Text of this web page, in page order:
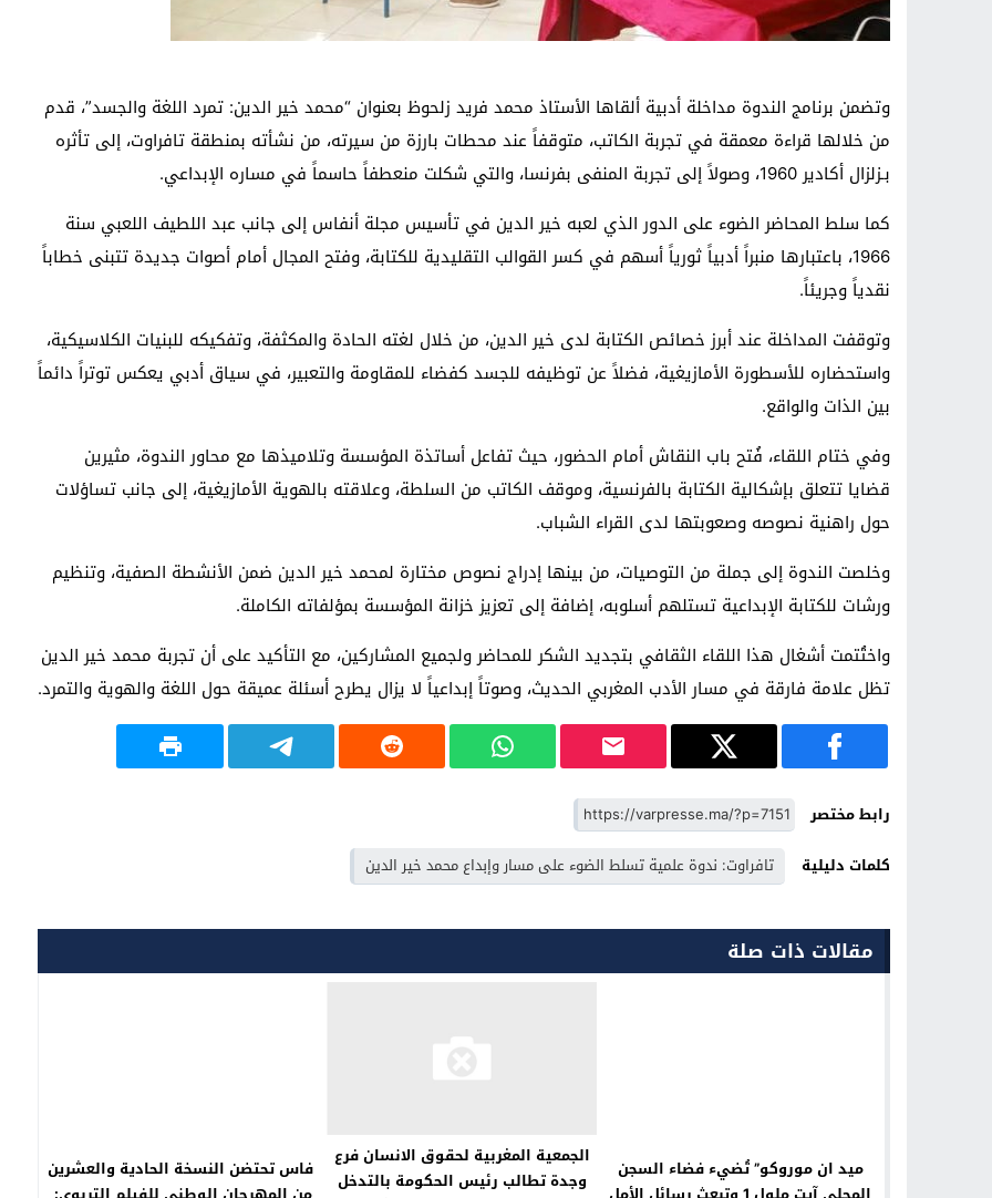
وتضمن برنامج الندوة مداخلة أدبية ألقاها الأستاذ محمد فريد زلحوظ بعنوان “محمد خير الدين: تمرد اللغة والجسد”، قدم
من خلالها قراءة معمقة في تجربة الكاتب، متوقفاً عند محطات بارزة من سيرته، من نشأته بمنطقة تافراوت، إلى تأثره
بـزلزال أكادير 1960، وصولاً إلى تجربة المنفى بفرنسا، والتي شكلت منعطفاً حاسماً في مساره الإبداعي.
كما سلط المحاضر الضوء على الدور الذي لعبه خير الدين في تأسيس مجلة أنفاس إلى جانب عبد اللطيف اللعبي سنة
1966، باعتبارها منبراً أدبياً ثورياً أسهم في كسر القوالب التقليدية للكتابة، وفتح المجال أمام أصوات جديدة تتبنى خطاباً
نقدياً وجريئاً.
وتوقفت المداخلة عند أبرز خصائص الكتابة لدى خير الدين، من خلال لغته الحادة والمكثفة، وتفكيكه للبنيات الكلاسيكية،
واستحضاره للأسطورة الأمازيغية، فضلاً عن توظيفه للجسد كفضاء للمقاومة والتعبير، في سياق أدبي يعكس توتراً دائماً
بين الذات والواقع.
وفي ختام اللقاء، فُتح باب النقاش أمام الحضور، حيث تفاعل أساتذة المؤسسة وتلاميذها مع محاور الندوة، مثيرين
قضايا تتعلق بإشكالية الكتابة بالفرنسية، وموقف الكاتب من السلطة، وعلاقته بالهوية الأمازيغية، إلى جانب تساؤلات
حول راهنية نصوصه وصعوبتها لدى القراء الشباب.
وخلصت الندوة إلى جملة من التوصيات، من بينها إدراج نصوص مختارة لمحمد خير الدين ضمن الأنشطة الصفية، وتنظيم
ورشات للكتابة الإبداعية تستلهم أسلوبه، إضافة إلى تعزيز خزانة المؤسسة بمؤلفاته الكاملة.
واختُتمت أشغال هذا اللقاء الثقافي بتجديد الشكر للمحاضر ولجميع المشاركين، مع التأكيد على أن تجربة محمد خير الدين
تظل علامة فارقة في مسار الأدب المغربي الحديث، وصوتاً إبداعياً لا يزال يطرح أسئلة عميقة حول اللغة والهوية والتمرد.
رابط مختصر
كلمات دليلية
تافراوت: ندوة علمية تسلط الضوء على مسار وإبداع محمد خير الدين
مقالات ذات صلة
ميد ان موروكو” تُضيء فضاء السجن
الجمعية المغربية لحقوق الانسان فرع
وجدة تطالب رئيس الحكومة بالتدخل
فاس تحتضن النسخة الحادية والعشرين